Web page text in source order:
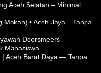
Aceh Selatan – Minimal
• Aceh Jaya – Tanpa
Doorsmeers
Mahasiswa
| Aceh Barat Daya — Tanpa